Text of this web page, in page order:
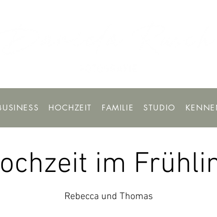
HOCHZEIT FAMILIE STUDIO
im
Rebecca und Thomas